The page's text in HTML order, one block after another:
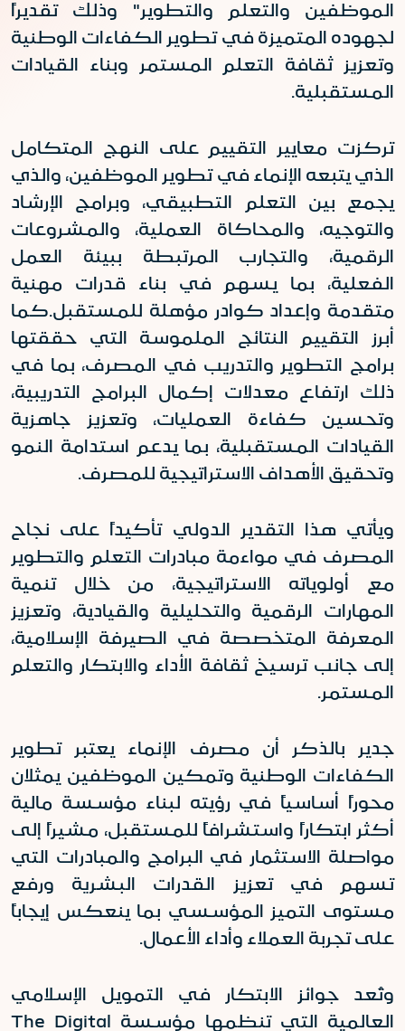
الموظفين والتعلم والتطوير" وذلك تقديراً
لجهوده المتميزة في تطوير الكفاءات الوطنية
وتعزيز ثقافة التعلم المستمر وبناء القيادات
المستقبلية.
تركزت معايير التقييم على النهج المتكامل
الذي يتبعه الإنماء في تطوير الموظفين، والذي
يجمع بين التعلم التطبيقي، وبرامج الإرشاد
والتوجيه، والمحاكاة العملية، والمشروعات
الرقمية، والتجارب المرتبطة ببيئة العمل
الفعلية، بما يسهم في بناء قدرات مهنية
متقدمة وإعداد كوادر مؤهلة للمستقبل.كما
أبرز التقييم النتائج الملموسة التي حققتها
برامج التطوير والتدريب في المصرف، بما في
ذلك ارتفاع معدلات إكمال البرامج التدريبية،
وتحسين كفاءة العمليات، وتعزيز جاهزية
القيادات المستقبلية، بما يدعم استدامة النمو
وتحقيق الأهداف الاستراتيجية للمصرف.
ويأتي هذا التقدير الدولي تأكيداً على نجاح
المصرف في مواءمة مبادرات التعلم والتطوير
مع أولوياته الاستراتيجية، من خلال تنمية
المهارات الرقمية والتحليلية والقيادية، وتعزيز
المعرفة المتخصصة في الصيرفة الإسلامية،
إلى جانب ترسيخ ثقافة الأداء والابتكار والتعلم
المستمر.
جدير بالذكر أن مصرف الإنماء يعتبر تطوير
الكفاءات الوطنية وتمكين الموظفين يمثلان
محوراً أساسياً في رؤيته لبناء مؤسسة مالية
أكثر ابتكاراً واستشرافاً للمستقبل، مشيراً إلى
مواصلة الاستثمار في البرامج والمبادرات التي
تسهم في تعزيز القدرات البشرية ورفع
مستوى التميز المؤسسي بما ينعكس إيجاباً
على تجربة العملاء وأداء الأعمال.
وتُعد جوائز الابتكار في التمويل الإسلامي
العالمية التي تنظمها مؤسسة
The Digital